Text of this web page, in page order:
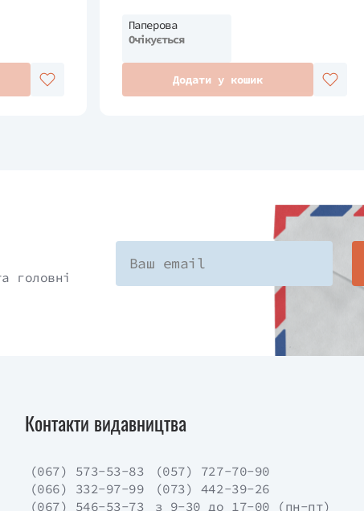
Паперова
Очікується
Додати у кошик
головні
Контакти видавництва
(067) 573-53-83
(057) 727-70-90
(066) 332-97-99
(073) 442-39-26
(067) 546-53-73
з 9-30 до 17-00 (пн-пт)